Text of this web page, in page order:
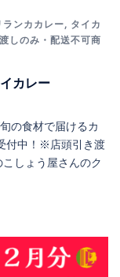
ランカカレー, タイカ
しのみ・配送不可商
カレー
の食材で届けるカ
付中！※店頭引き渡
しょう屋さんのク